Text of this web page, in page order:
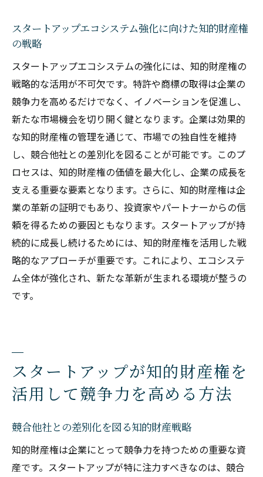
管理
スタートアップエコシステム強化に向けた知的財産権
の戦略
スタートアップエコシステムの強化には、知的財産権の
戦略的な活用が不可欠です。特許や商標の取得は企業の
競争力を高めるだけでなく、イノベーションを促進し、
新たな市場機会を切り開く鍵となります。企業は効果的
な知的財産権の管理を通じて、市場での独自性を維持
し、競合他社との差別化を図ることが可能です。このプ
ロセスは、知的財産権の価値を最大化し、企業の成長を
支える重要な要素となります。さらに、知的財産権は企
業の革新の証明でもあり、投資家やパートナーからの信
頼を得るための要因ともなります。スタートアップが持
続的に成長し続けるためには、知的財産権を活用した戦
略的なアプローチが重要です。これにより、エコシステ
ム全体が強化され、新たな革新が生まれる環境が整うの
です。
スタートアップが知的財産権を
活用して競争力を高める方法
競合他社との差別化を図る知的財産戦略
知的財産権は企業にとって競争力を持つための重要な資
産です。スタートアップが特に注力すべきなのは、競合